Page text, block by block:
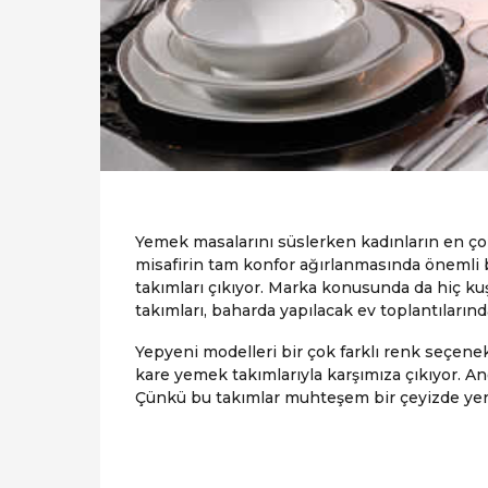
Yemek masalarını süslerken kadınların en
misafirin tam konfor ağırlanmasında önemli
takımları çıkıyor. Marka konusunda da hiç
takımları, baharda yapılacak ev
Yepyeni modelleri bir çok farklı renk
kare yemek takımlarıyla karşımıza çıkıyor.
Çünkü bu takımlar muhteşem bir çeyizde